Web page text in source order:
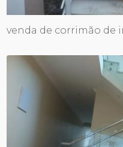
venda de corrimão de